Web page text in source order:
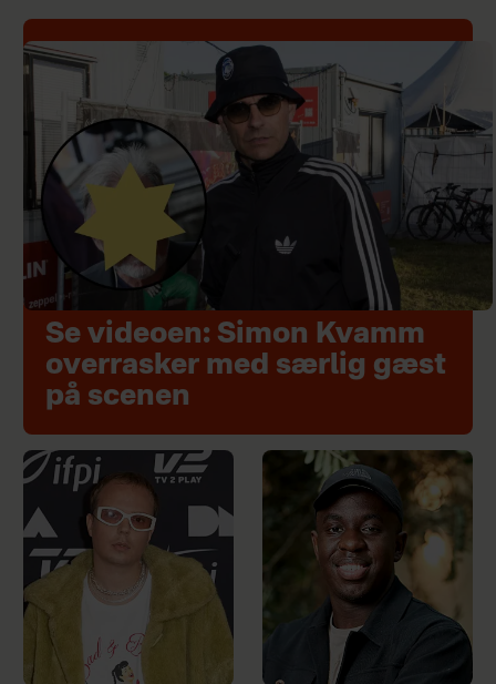
Se videoen: Simon Kvamm
overrasker med særlig gæst
på scenen